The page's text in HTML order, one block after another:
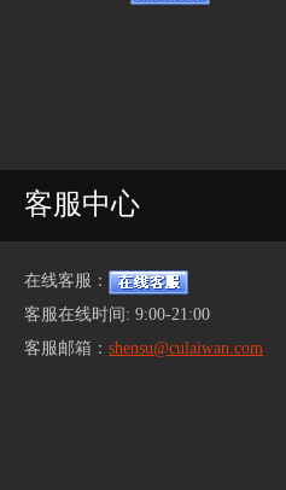
客服中心
在线客服：
客服在线时间: 9:00-21:00
客服邮箱： shensu@culaiwan.com